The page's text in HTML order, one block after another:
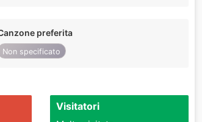
preferita
Non specificato
Visitatori